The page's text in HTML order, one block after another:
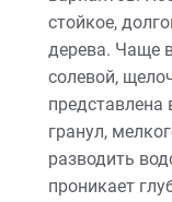
стойкое,
дерева. Чаще
солевой,
представлена
гранул,
разводить
проникает